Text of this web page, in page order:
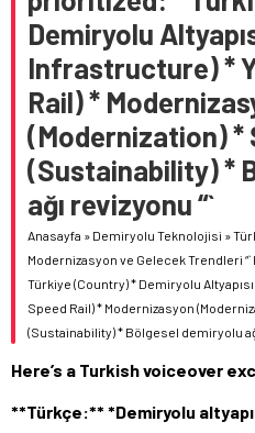
Demiryolu
Infrastructure) *
Rail) *
(Modernization) *
(Sustainability) *
ağı revizyonu “`
Anasayfa » Demiryolu Teknolojisi »
Modernizasyon ve Gelecek Trendleri
Türkiye (Country) * Demiryolu
Speed Rail) * Modernizasyon
(Sustainability) * Bölgesel demiryolu
Here’s a Turkish voiceover
**Türkçe:** *Demiryolu